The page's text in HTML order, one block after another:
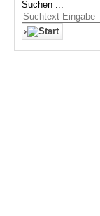
Suchen ...